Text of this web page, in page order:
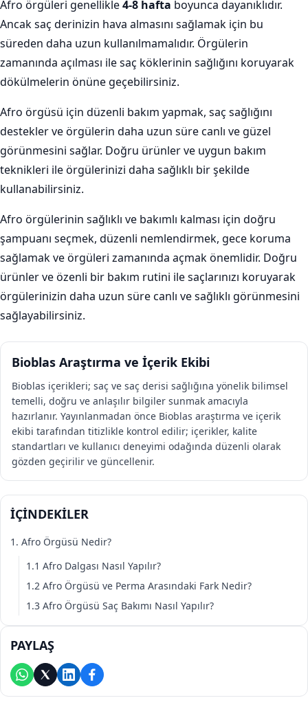
İÇİNDEKİLER
1. Afro Örgüsü Nedir?
1.1 Afro Dalgası Nasıl Yapılır?
1.2 Afro Örgüsü ve Perma Arasındaki Fark Nedir?
1.3 Afro Örgüsü Saç Bakımı Nasıl Yapılır?
PAYLAŞ
Afro örgüleri genellikle4-8 hafta boyunca dayanıklıdır.
Ancak saç derinizin hava almasını sağlamak için bu
süreden daha uzun kullanılmamalıdır. Örgülerin
zamanında açılması ile saç köklerinin sağlığını koruyarak
dökülmelerin önüne geçebilirsiniz.
Afro örgüsü için düzenli bakım yapmak, saç sağlığını
destekler ve örgülerin daha uzun süre canlı ve güzel
görünmesini sağlar. Doğru ürünler ve uygun bakım
teknikleri ile örgülerinizi daha sağlıklı bir şekilde
kullanabilirsiniz.
Afro örgülerinin sağlıklı ve bakımlı kalması için doğru
şampuanı seçmek, düzenli nemlendirmek, gece koruma
sağlamak ve örgüleri zamanında açmak önemlidir. Doğru
ürünler ve özenli bir bakım rutini ile saçlarınızı koruyarak
örgülerinizin daha uzun süre canlı ve sağlıklı görünmesini
sağlayabilirsiniz.
Bioblas Araştırma ve İçerik Ekibi
Bioblas içerikleri; saç ve saç derisi sağlığına yönelik bilimsel
temelli, doğru ve anlaşılır bilgiler sunmak amacıyla
hazırlanır. Yayınlanmadan önce Bioblas araştırma ve içerik
ekibi tarafından titizlikle kontrol edilir; içerikler, kalite
standartları ve kullanıcı deneyimi odağında düzenli olarak
gözden geçirilir ve güncellenir.